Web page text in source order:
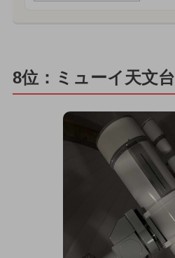
8位：ミューイ天文台